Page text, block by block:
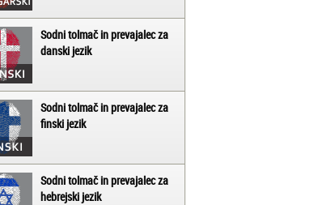
Sodni tolmač in prevajalec za
danski jezik
Sodni tolmač in prevajalec za
finski jezik
Sodni tolmač in prevajalec za
hebrejski jezik